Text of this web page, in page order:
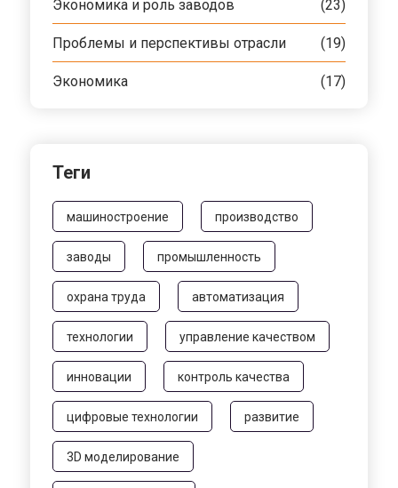
Экономика и роль заводов (23)
Проблемы и перспективы отрасли (19)
Экономика (17)
Теги
машиностроение производство
заводы промышленность
охрана труда автоматизация
технологии управление качеством
инновации контроль качества
цифровые технологии развитие
3D моделирование